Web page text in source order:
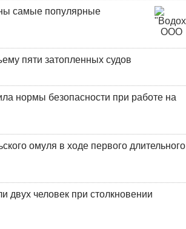
самые популярные
пяти затопленных судов
нормы безопасности при работе на
омуля в ходе первого длительного
двух человек при столкновении